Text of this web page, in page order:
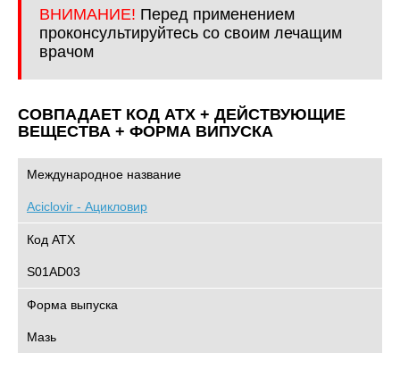
ВНИМАНИЕ! Перед применением
проконсультируйтесь со своим лечащим
врачом
СОВПАДАЕТ КОД ATХ + ДЕЙСТВУЮЩИЕ
ВЕЩЕСТВА + ФОРМА ВИПУСКА
Международное название
Aciclovir - Ацикловир
Код АТХ
S01AD03
Форма выпуска
Мазь